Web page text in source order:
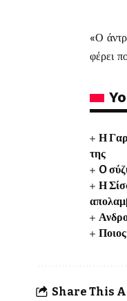
«Ο
φέρει
Η
της
O
Η
Share This